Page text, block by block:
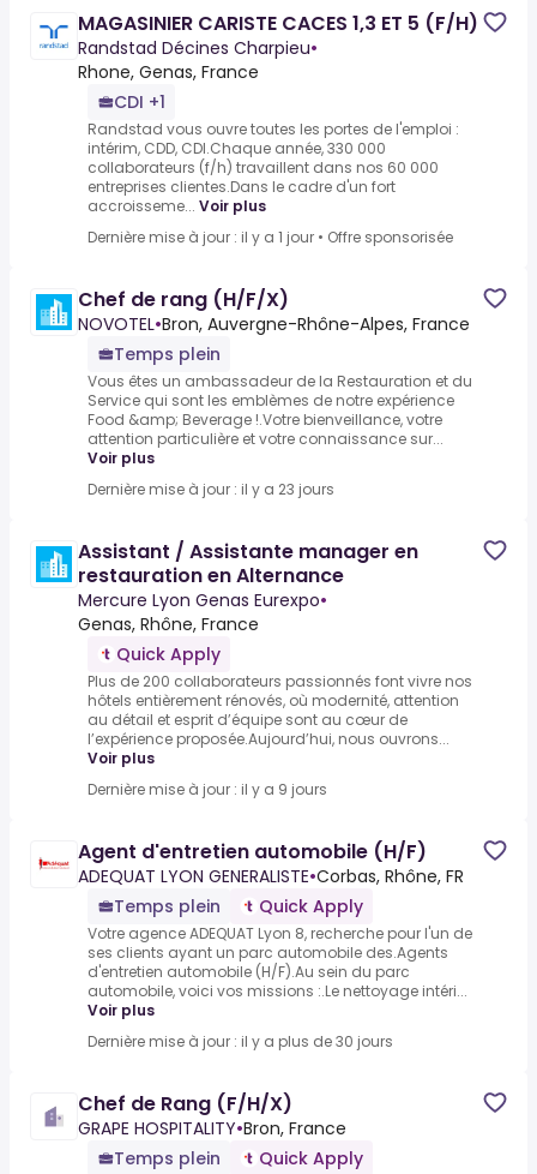
MAGASINIER CARISTE CACES 1,3 ET 5 (F/H)
Randstad Décines Charpieu•
Rhone, Genas, France
CDI +1
Randstad vous ouvre toutes les portes de l'emploi :
intérim, CDD, CDI.Chaque année, 330 000
collaborateurs (f/h) travaillent dans nos 60 000
entreprises clientes.Dans le cadre d'un fort
accroisseme... Voir plus
Dernière mise à jour : il y a 1 jour • Offre sponsorisée
Chef de rang (H/F/X)
NOVOTEL•Bron, Auvergne-Rhône-Alpes, France
Temps plein
Vous êtes un ambassadeur de la Restauration et du
Service qui sont les emblèmes de notre expérience
Food &amp; Beverage !.Votre bienveillance, votre
attention particulière et votre connaissance sur...
Voir plus
Dernière mise à jour : il y a 23 jours
Assistant / Assistante manager en
restauration en Alternance
Mercure Lyon Genas Eurexpo•
Genas, Rhône, France
Quick Apply
Plus de 200 collaborateurs passionnés font vivre nos
hôtels entièrement rénovés, où modernité, attention
au détail et esprit d’équipe sont au cœur de
l’expérience proposée.Aujourd’hui, nous ouvrons...
Voir plus
Dernière mise à jour : il y a 9 jours
Agent d'entretien automobile (H/F)
ADEQUAT LYON GENERALISTE•Corbas, Rhône, FR
Temps plein
Quick Apply
Votre agence ADEQUAT Lyon 8, recherche pour l'un de
ses clients ayant un parc automobile des.Agents
d'entretien automobile (H/F).Au sein du parc
automobile, voici vos missions :.Le nettoyage intéri...
Voir plus
Dernière mise à jour : il y a plus de 30 jours
Chef de Rang (F/H/X)
GRAPE HOSPITALITY•Bron, France
Temps plein
Quick Apply